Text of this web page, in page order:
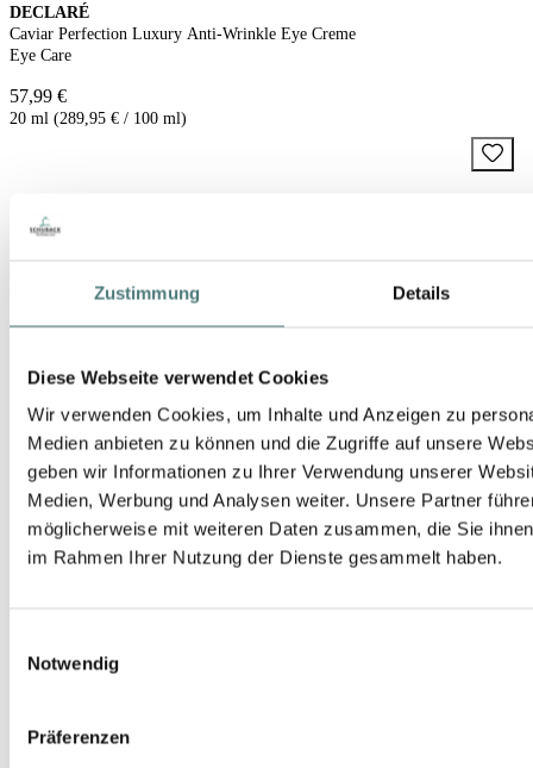
Zustimmung Details
Diese Webseite verwendet Cookies
Wir verwenden Cookies, um Inhalte und Anzeigen zu
Medien anbieten zu können und die Zugriffe auf unsere
geben wir Informationen zu Ihrer Verwendung unserer
Medien, Werbung und Analysen weiter. Unsere Partner
möglicherweise mit weiteren Daten zusammen, die Sie
im Rahmen Ihrer Nutzung der Dienste gesammelt haben.
Notwendig
Präferenzen
DECLARÉ
Caviar Perfection Luxury Anti-Wrinkle Eye Creme
Eye Care
57,99 €
20 ml (289,95 € / 100 ml)